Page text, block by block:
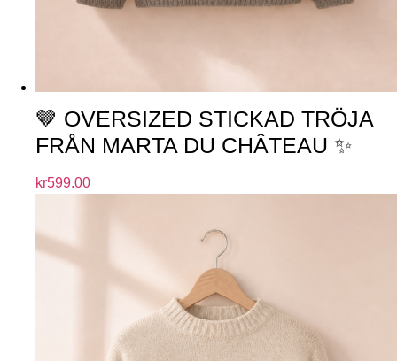
🤎 OVERSIZED STICKAD TRÖJA
FRÅN MARTA DU CHÂTEAU ✨
kr599.00